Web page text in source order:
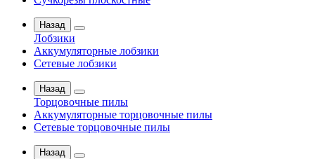
Назад
Лобзики
Аккумуляторные лобзики
Сетевые лобзики
Назад
Торцовочные пилы
Аккумуляторные торцовочные пилы
Сетевые торцовочные пилы
Назад